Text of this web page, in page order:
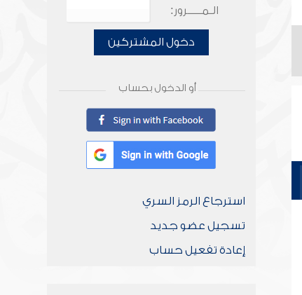
الـمـــــرور:
دخول المشتركين
أو الدخول بحساب
استرجاع الرمز السري
تسجيل عضو جديد
إعادة تفعيل حساب